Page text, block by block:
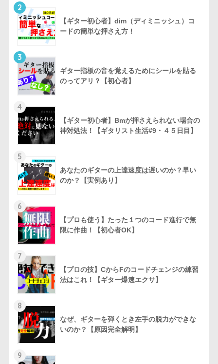
2
【ギター初心者】dim（ディミニッシュ）コ
ードの簡単な押さえ方！
3
ギター指板の音を覚えるためにシールを貼る
のってアリ？【初心者】
4
【ギター初心者】Bmが押さえられない場合の
神対処法！【ギタリスト生活#9・４５日目】
5
あなたのギターの上達速度は遅いのか？早い
のか？【実例あり】
6
【プロも使う】たった１つのコード進行で無
限に作曲！【初心者OK】
7
【プロの技】CからFのコードチェンジの練習
法はこれ！【ギター爆速エクサ】
8
なぜ、ギターを弾くとき左手の脱力ができな
いのか？【原因完全解明】
9